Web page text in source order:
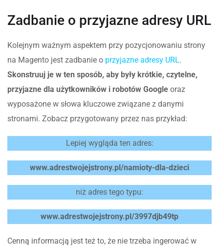
Zadbanie o przyjazne adresy URL
Kolejnym ważnym aspektem przy pozycjonowaniu strony
na Magento jest zadbanie o przyjazne adresy URL.
Skonstruuj je w ten sposób, aby były krótkie, czytelne,
przyjazne dla użytkowników i robotów Google oraz
wyposażone w słowa kluczowe związane z danymi
stronami. Zobacz przygotowany przez nas przykład:
Lepiej wygląda ten adres:
www.adrestwojejstrony.pl/namioty-dla-dzieci
niż adres tego typu:
www.adrestwojejstrony.pl/3997djb49tp
Cenną informacją jest też to, że nie trzeba ingerować w